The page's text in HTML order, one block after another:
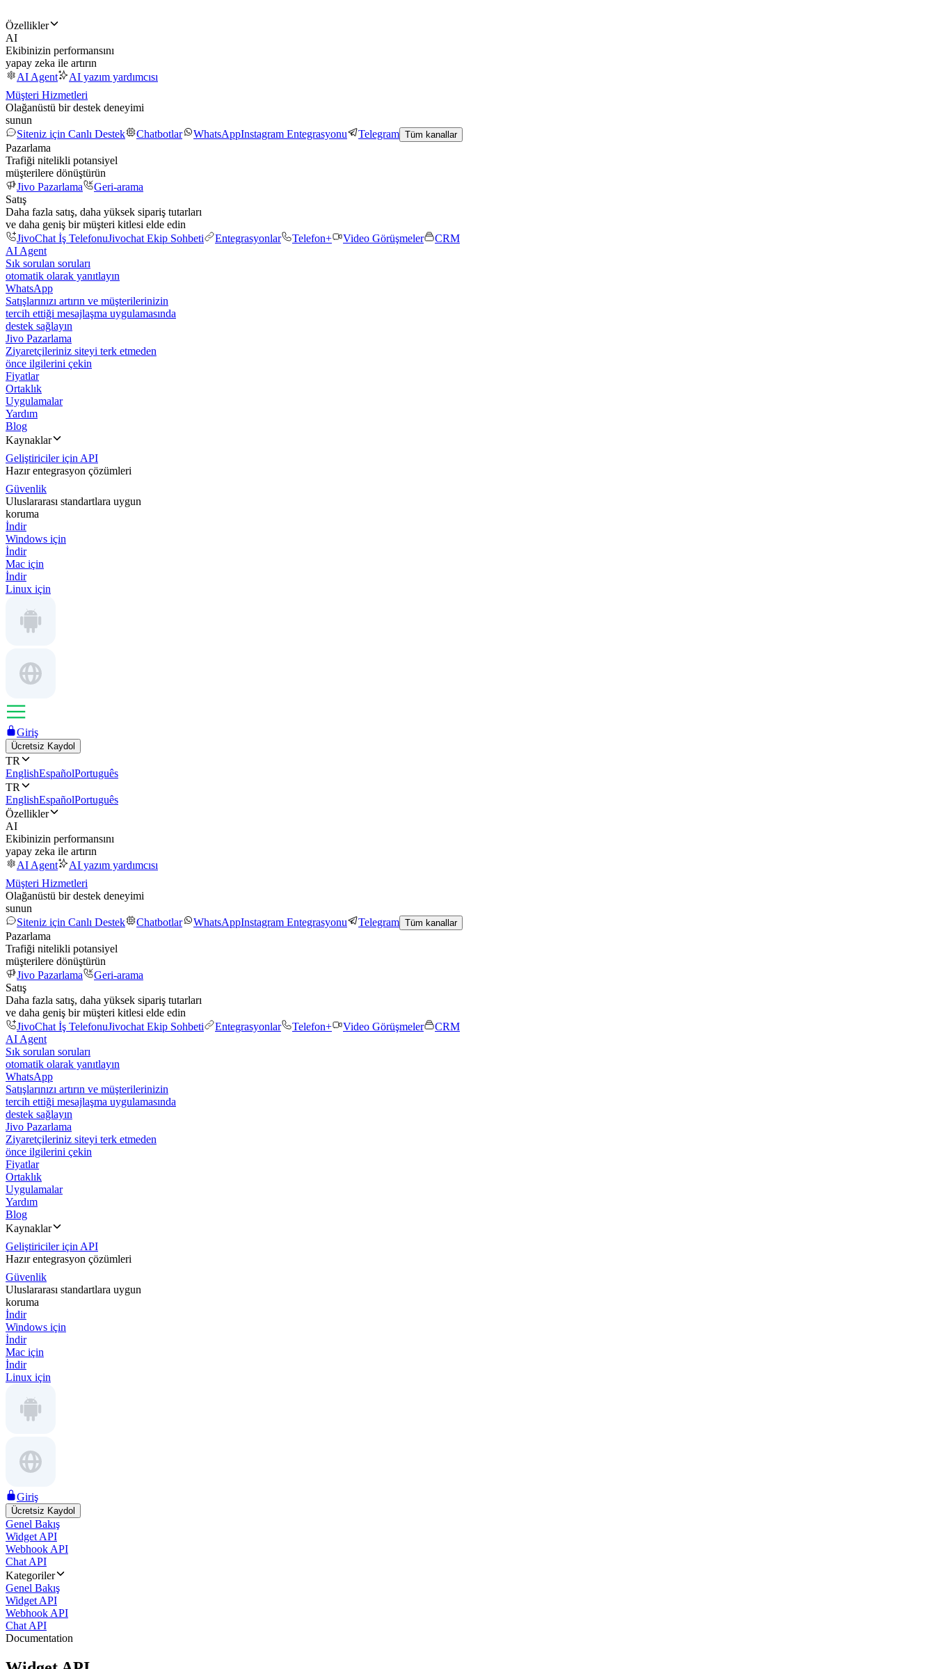
Özellikler
AI
Ekibinizin performansını
yapay zeka ile artırın
AI Agent
AI yazım yardımcısı
Müşteri Hizmetleri
Olağanüstü bir destek deneyimi
sunun
Siteniz için Canlı Destek
Chatbotlar WhatsAppInstagram Entegrasyonu Telegram Tüm kanallar
Pazarlama
Trafiği nitelikli potansiyel
müşterilere dönüştürün
Jivo Pazarlama
Geri-arama
Satış
Daha fazla satış, daha yüksek sipariş tutarları
ve daha geniş bir müşteri kitlesi elde edin
JivoChat İş TelefonuJivochat Ekip Sohbeti Entegrasyonlar Telefon+ Video Görüşmeler
CRM
AI Agent
Sık sorulan soruları
otomatik olarak yanıtlayın
WhatsApp
Satışlarınızı artırın ve müşterilerinizin
tercih ettiği mesajlaşma uygulamasında
destek sağlayın
Jivo Pazarlama
Ziyaretçileriniz siteyi terk etmeden
önce ilgilerini çekin
Fiyatlar
Ortaklık
Uygulamalar
Yardım
Blog
Kaynaklar
Geliştiriciler için API
Hazır entegrasyon çözümleri
Güvenlik
Uluslararası standartlara uygun
koruma
İndir
Windows için
İndir
Mac için
İndir
Linux için
Giriş
Ücretsiz Kaydol
TR
EnglishEspañolPortuguês
TR
EnglishEspañolPortuguês
Özellikler
AI
Ekibinizin performansını
yapay zeka ile artırın
AI Agent
AI yazım yardımcısı
Müşteri Hizmetleri
Olağanüstü bir destek deneyimi
sunun
Siteniz için Canlı Destek
Chatbotlar WhatsAppInstagram Entegrasyonu Telegram Tüm kanallar
Pazarlama
Trafiği nitelikli potansiyel
müşterilere dönüştürün
Jivo Pazarlama
Geri-arama
Satış
Daha fazla satış, daha yüksek sipariş tutarları
ve daha geniş bir müşteri kitlesi elde edin
JivoChat İş TelefonuJivochat Ekip Sohbeti Entegrasyonlar Telefon+ Video Görüşmeler
CRM
AI Agent
Sık sorulan soruları
otomatik olarak yanıtlayın
WhatsApp
Satışlarınızı artırın ve müşterilerinizin
tercih ettiği mesajlaşma uygulamasında
destek sağlayın
Jivo Pazarlama
Ziyaretçileriniz siteyi terk etmeden
önce ilgilerini çekin
Fiyatlar
Ortaklık
Uygulamalar
Yardım
Blog
Kaynaklar
Geliştiriciler için API
Hazır entegrasyon çözümleri
Güvenlik
Uluslararası standartlara uygun
koruma
İndir
Windows için
İndir
Mac için
İndir
Linux için
Giriş
Ücretsiz Kaydol
Genel Bakış
Widget API
Webhook API
Chat API
Kategoriler
Genel Bakış
Widget API
Webhook API
Chat API
Documentation